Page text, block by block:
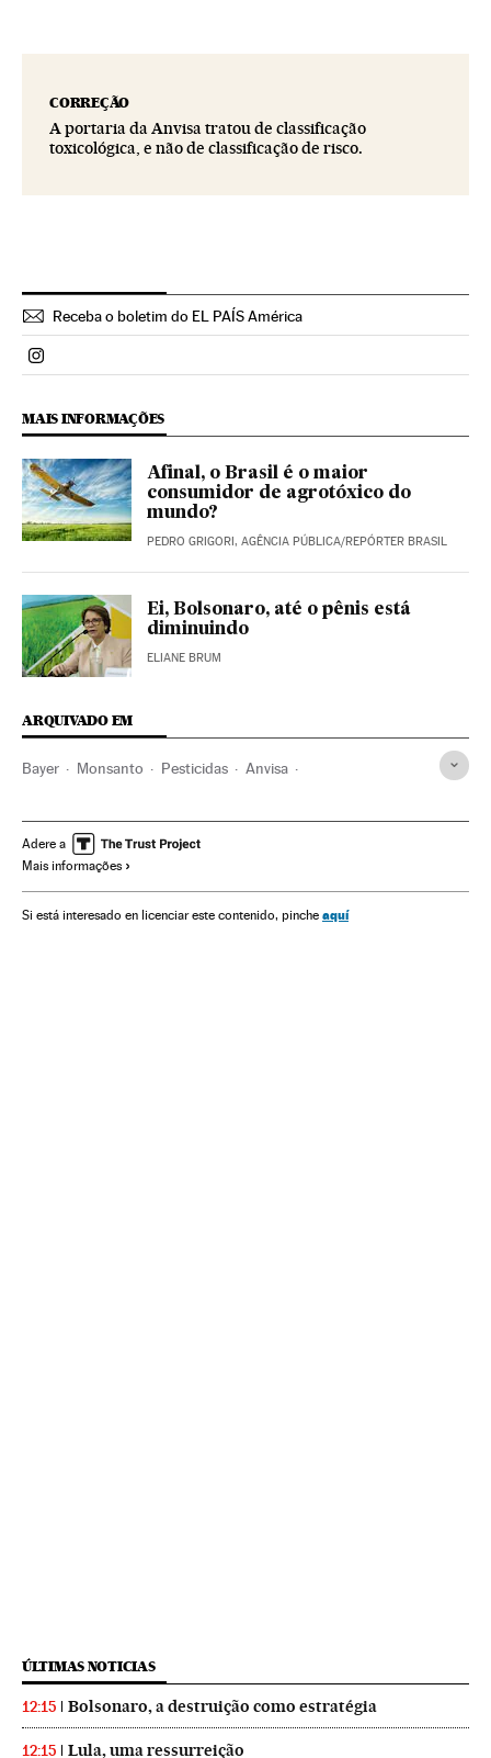
CORREÇÃO
A portaria da Anvisa tratou de classificação
toxicológica, e não de classificação de risco.
Receba o boletim do EL PAÍS América
Politica El País Brasil en Instagram
MAIS INFORMAÇÕES
Afinal, o Brasil é o maior
consumidor de agrotóxico do
mundo?
PEDRO GRIGORI, AGÊNCIA PÚBLICA/REPÓRTER BRASIL
Ei, Bolsonaro, até o pênis está
diminuindo
ELIANE BRUM
ARQUIVADO EM
Bayer Monsanto Pesticidas Anvisa
Proteção culturas Brasil
América do Sul
Problemas ambientais Agricultura América
Adere a
Mais informações
Si está interesado en licenciar este contenido, pinche aquí
ÚLTIMAS NOTICIAS
12:15 Bolsonaro, a destruição como estratégia
12:15 Lula, uma ressurreição